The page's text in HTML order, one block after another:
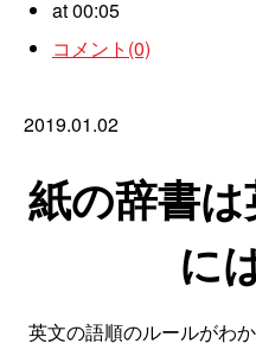
at 00:05
コメント(0)
2019.01.02
紙の辞書
に
英文の語順のルールがわ